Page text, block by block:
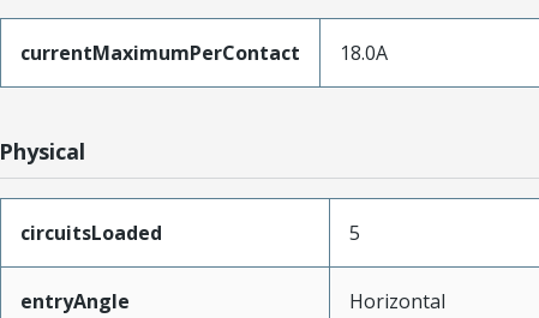
currentMaximumPerContact 18.0A
Physical
circuitsLoaded 5
entryAngle Horizontal